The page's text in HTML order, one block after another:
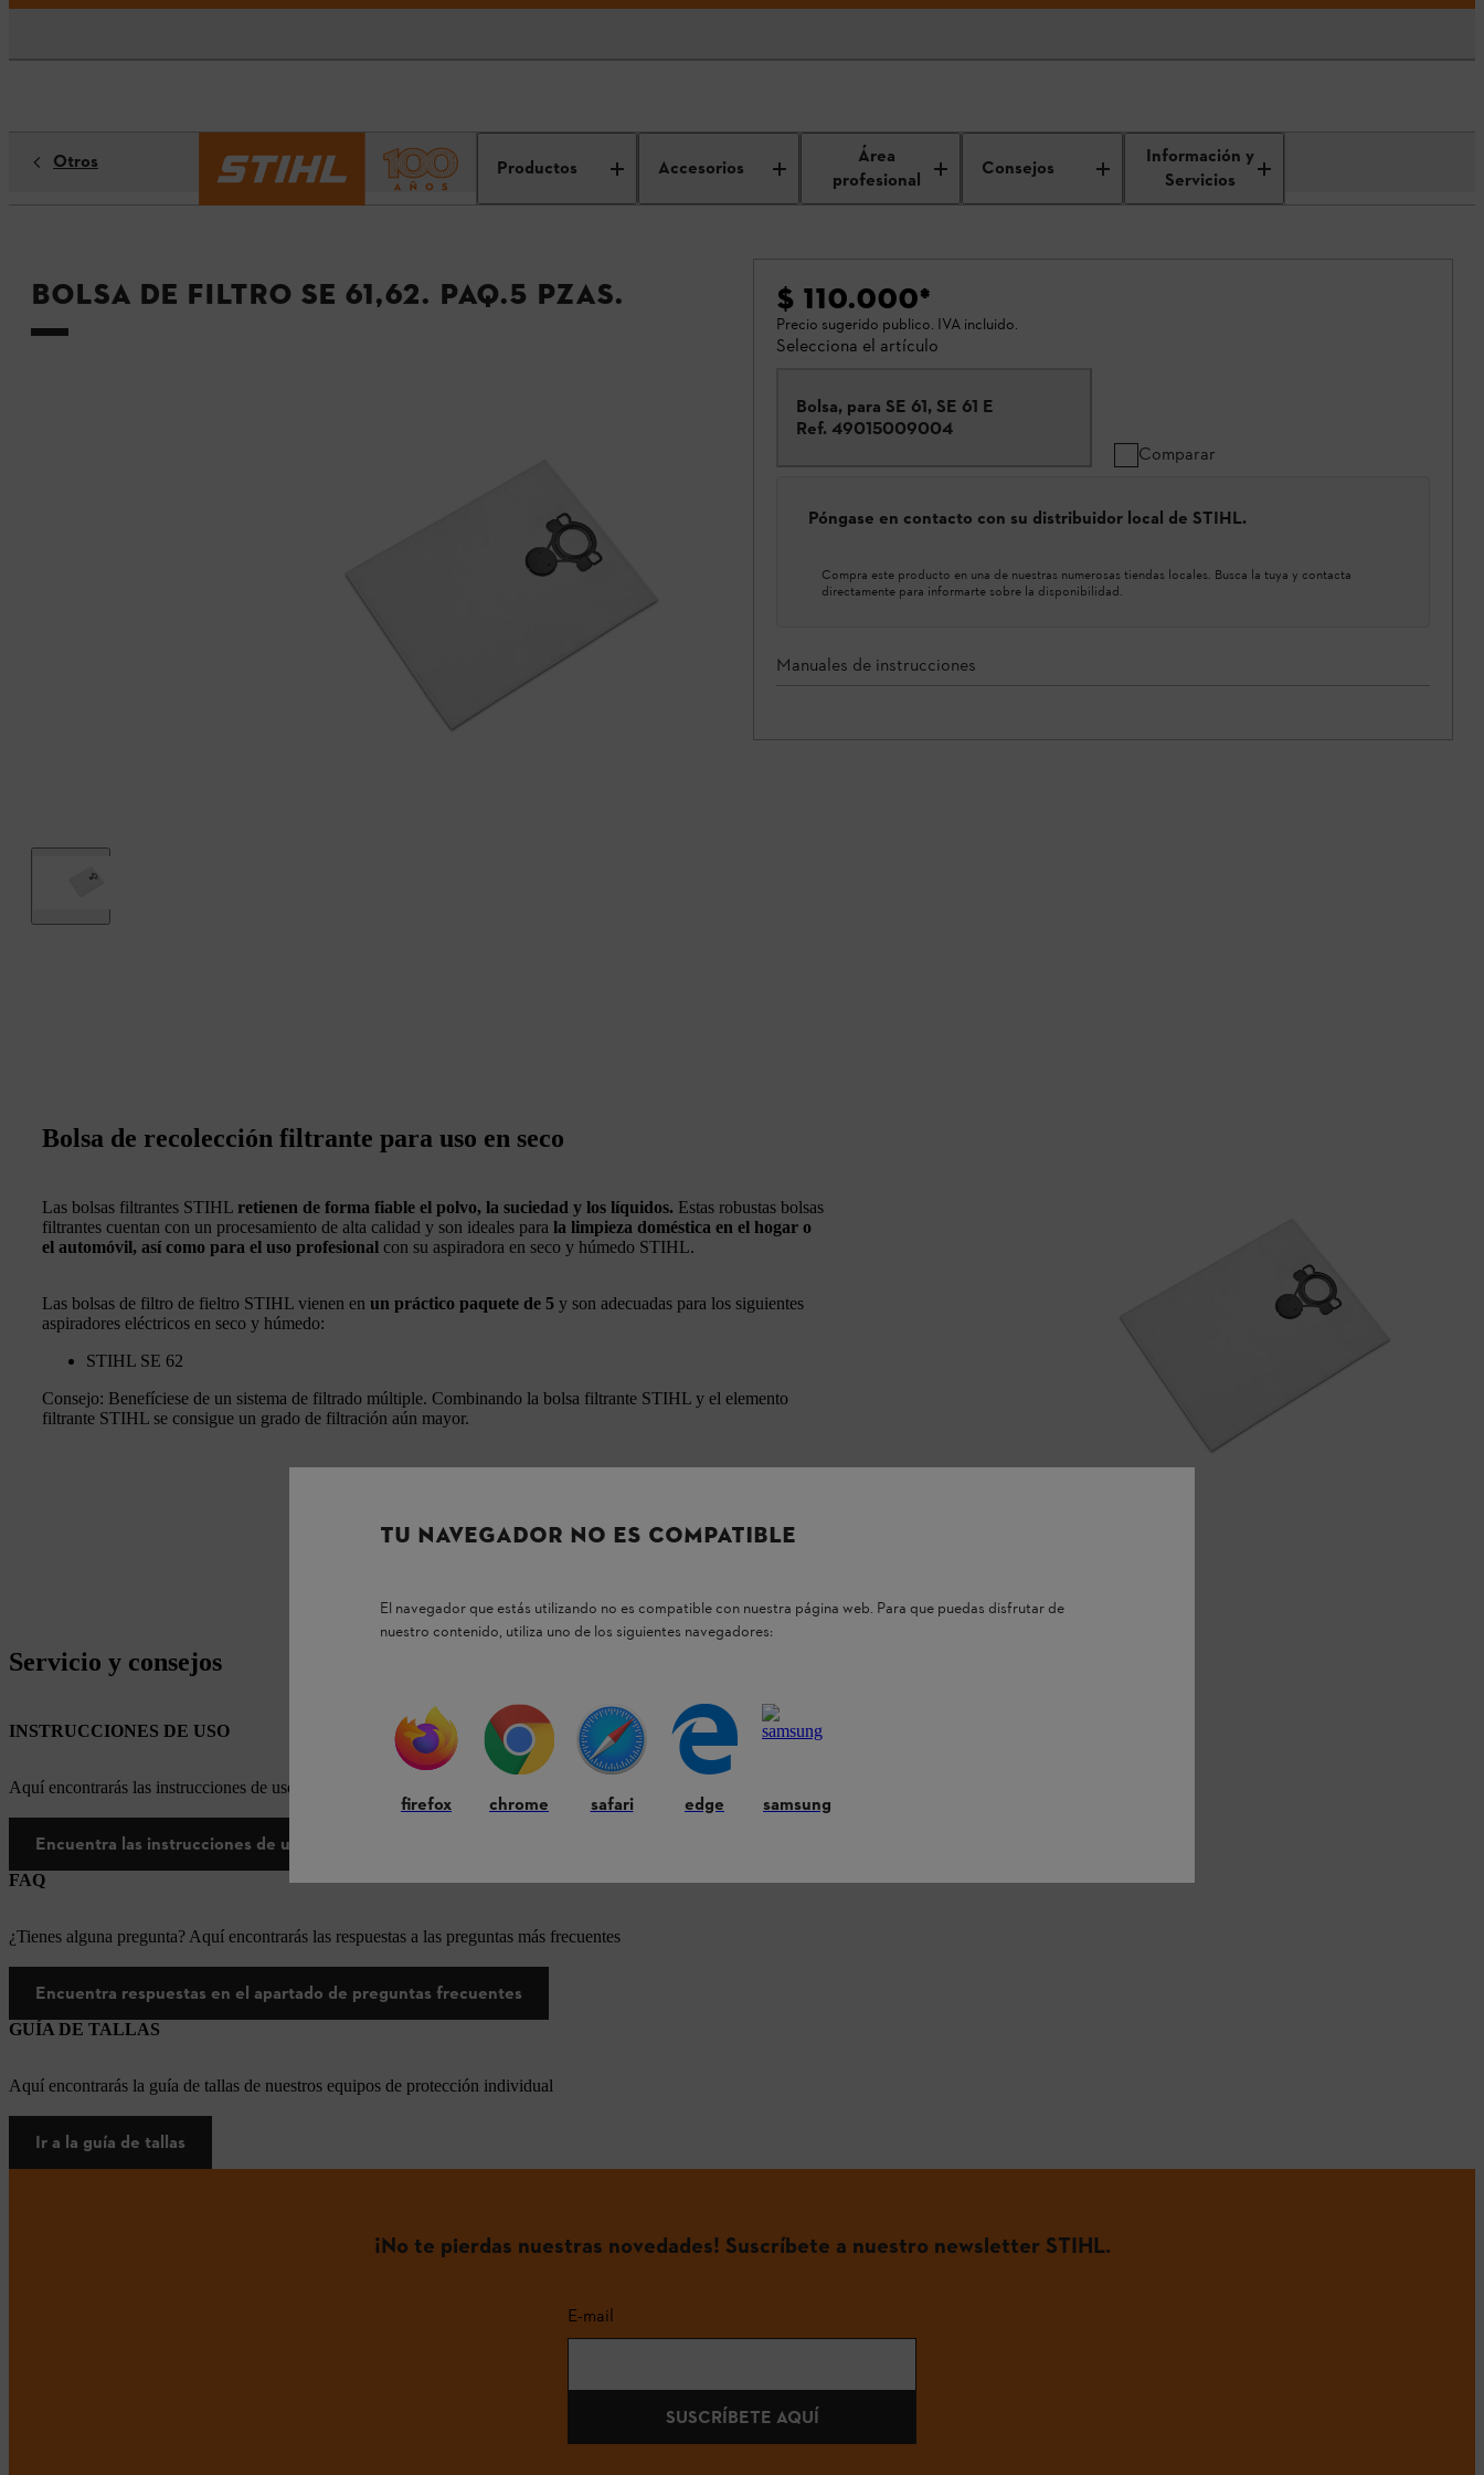
Productos Accesorios
Área
profesional
Consejos
Información y
Servicios
Otros
Bolsa de filtro SE 61,62. Paq.5 Pzas. $ 110.000*
Precio sugerido publico. IVA incluido.
Selecciona el artículo
Bolsa, para SE 61, SE 61 E
Ref. 49015009004
Comparar
Póngase en contacto con su distribuidor local de STIHL.
Compra este producto en una de nuestras numerosas tiendas locales. Busca la tuya y contacta
directamente para informarte sobre la disponibilidad.
Manuales de instrucciones
Bolsa de recolección filtrante para uso en seco
Las bolsas filtrantes STIHL retienen de forma fiable el polvo, la suciedad y los líquidos. Estas robustas bolsas
filtrantes cuentan con un procesamiento de alta calidad y son ideales para la limpieza doméstica en el hogar o
el automóvil, así como para el uso profesional con su aspiradora en seco y húmedo STIHL.
Las bolsas de filtro de fieltro STIHL vienen en un práctico paquete de 5 y son adecuadas para los siguientes
aspiradores eléctricos en seco y húmedo:
STIHL SE 62
Consejo: Benefíciese de un sistema de filtrado múltiple. Combinando la bolsa filtrante STIHL y el elemento
filtrante STIHL se consigue un grado de filtración aún mayor.
Servicio y consejos
INSTRUCCIONES DE USO
Aquí encontrarás las instrucciones de uso correspondientes a nuestros productos STIHL
Encuentra las instrucciones de uso aquí
FAQ
¿Tienes alguna pregunta? Aquí encontrarás las respuestas a las preguntas más frecuentes
Encuentra respuestas en el apartado de preguntas frecuentes
GUÍA DE TALLAS
Aquí encontrarás la guía de tallas de nuestros equipos de protección individual
Ir a la guía de tallas
¡No te pierdas nuestras novedades! Suscríbete a nuestro newsletter STIHL.
E-mail
SUSCRÍBETE AQUÍ
TU NAVEGADOR NO ES COMPATIBLE
El navegador que estás utilizando no es compatible con nuestra página web. Para que puedas disfrutar de
nuestro contenido, utiliza uno de los siguientes navegadores:
firefox chrome safari edge samsung